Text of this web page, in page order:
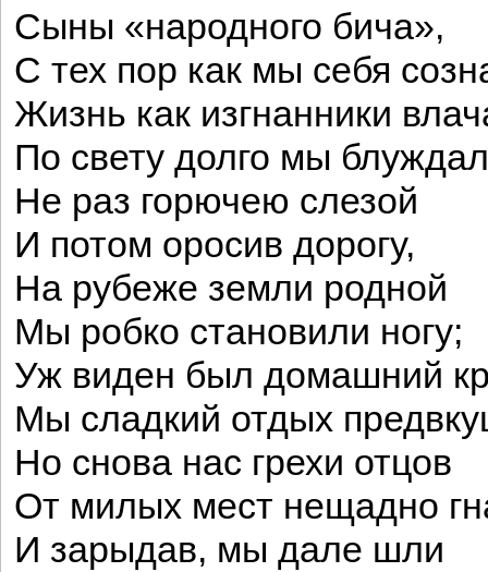
Сыны «народного бича»,
С тех пор как мы себя
Жизнь как изгнанники
По свету долго мы
Не раз горючею слезой
И потом оросив дорогу,
На рубеже земли родной
Мы робко становили ногу;
Уж виден был домашний
Мы сладкий отдых
Но снова нас грехи отцов
От милых мест нещадно
И зарыдав, мы дале шли